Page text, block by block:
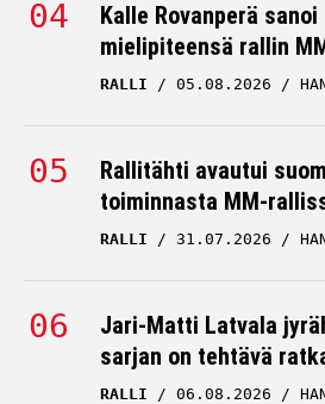
Kalle Rovanperä
mielipiteensä rallin
RALLI 05.08.2026
Rallitähti avautui
toiminnasta MM-
RALLI 31.07.2026
Jari-Matti Latvala
sarjan on tehtävä
RALLI 06.08.2026